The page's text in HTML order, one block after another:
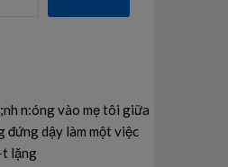
n:óng vào mẹ tôi giữa
đứng dậy làm một việc
t lặng